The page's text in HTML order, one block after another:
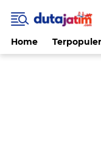
Home Terpopuler